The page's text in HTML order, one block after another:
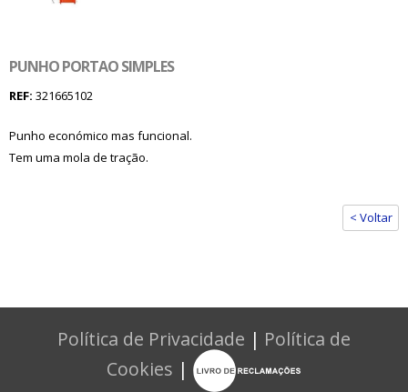
PUNHO PORTAO SIMPLES
REF: 321665102
Punho económico mas funcional.
Tem uma mola de tração.
< Voltar
Política de Privacidade | Política de
Cookies |